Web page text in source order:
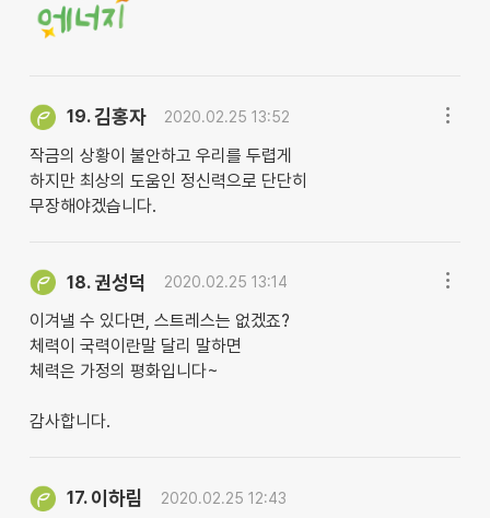
19.김홍자 2020.02.25 13:52
작금의 상황이 불안하고 우리를 두렵게
하지만 최상의 도움인 정신력으로 단단히
무장해야겠습니다.
18. 권성덕 2020.02.25 13:14
이겨낼 수 있다면, 스트레스는 없겠죠?
체력이 국력이란말 달리 말하면
체력은 가정의 평화입니다~
감사합니다.
17. 이하림 2020.02.25 12:43